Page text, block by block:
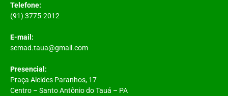
Telefone:
(91) 3775-2012
E-mail:
semad.taua@gmail.com
Presencial:
Praça Alcides Paranhos, 17
Centro – Santo Antônio do Tauá – PA